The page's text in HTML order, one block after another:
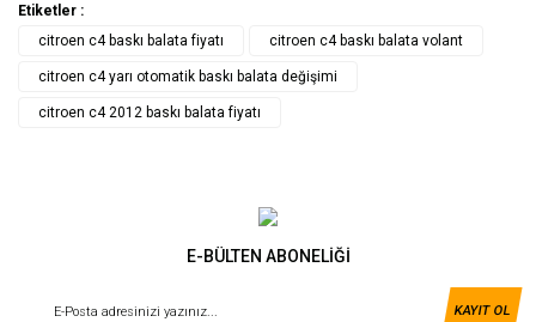
Etiketler :
citroen c4 baskı balata fiyatı
citroen c4 baskı balata volant
citroen c4 yarı otomatik baskı balata değişimi
citroen c4 2012 baskı balata fiyatı
E-BÜLTEN ABONELİĞİ
KAYIT OL